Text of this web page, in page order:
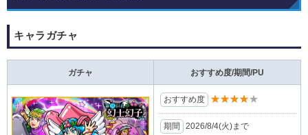
キャラガチャ
ガチャ おすすめ度/期間/PU
おすすめ度 ★★★★★
期間 2026/8/4(⽕)まで